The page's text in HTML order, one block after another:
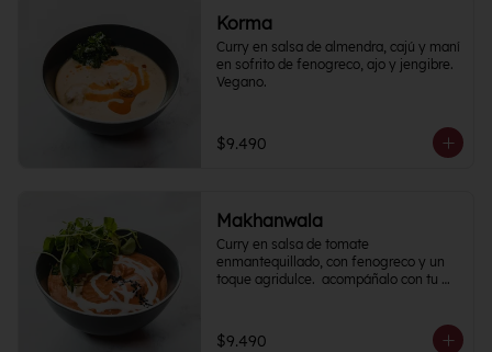
Korma
Curry en salsa de almendra, cajú y maní
en sofrito de fenogreco, ajo y jengibre.
Vegano.
$9.490
Makhanwala
Curry en salsa de tomate
enmantequillado, con fenogreco y un
toque agridulce.  acompáñalo con tu
$9.490